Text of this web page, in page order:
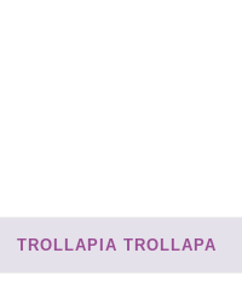
TROLLΑΡΊΑ TROLLΑΡΆ